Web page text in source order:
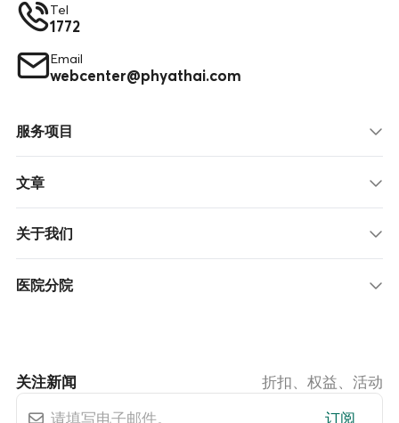
Tel
1772
Email
webcenter@phyathai.com
服务项目
文章
关于我们
医院分院
关注新闻
折扣、权益、活动
订阅